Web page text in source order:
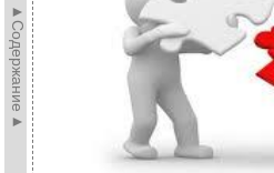
►Содержание►